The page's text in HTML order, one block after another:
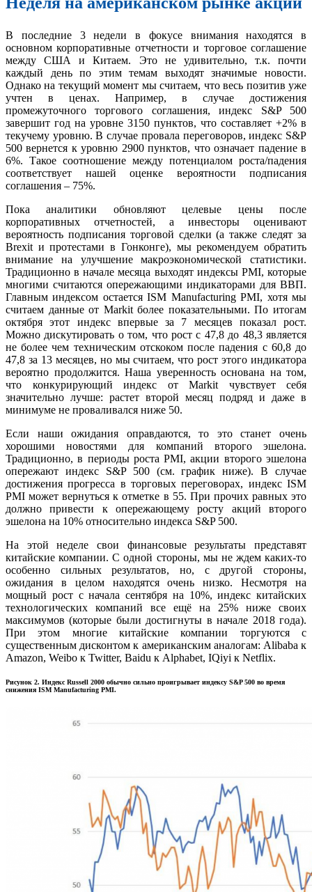
В последние 3 недели в фокусе внимания находятся в
основном корпоративные отчетности и торговое соглашение
между США и Китаем. Это не удивительно, т.к. почти
каждый день по этим темам выходят значимые новости.
Однако на текущий момент мы считаем, что весь позитив уже
учтен в ценах. Например, в случае достижения
промежуточного торгового соглашения, индекс S&P 500
завершит год на уровне 3150 пунктов, что составляет +2% в
текучему уровню. В случае провала переговоров, индекс S&P
500 вернется к уровню 2900 пунктов, что означает падение в
6%. Такое соотношение между потенциалом роста/падения
соответствует нашей оценке вероятности подписания
соглашения – 75%.
Пока аналитики обновляют целевые цены после
корпоративных отчетностей, а инвесторы оценивают
вероятность подписания торговой сделки (а также следят за
Brexit и протестами в Гонконге), мы рекомендуем обратить
внимание на улучшение макроэкономической статистики.
Традиционно в начале месяца выходят индексы PMI, которые
многими считаются опережающими индикаторами для ВВП.
Главным индексом остается ISM Manufacturing PMI, хотя мы
считаем данные от Markit более показательными. По итогам
октября этот индекс впервые за 7 месяцев показал рост.
Можно дискутировать о том, что рост с 47,8 до 48,3 является
не более чем техническим отскоком после падения с 60,8 до
47,8 за 13 месяцев, но мы считаем, что рост этого индикатора
вероятно продолжится. Наша уверенность основана на том,
что конкурирующий индекс от Markit чувствует себя
значительно лучше: растет второй месяц подряд и даже в
минимуме не проваливался ниже 50.
Если наши ожидания оправдаются, то это станет очень
хорошими новостями для компаний второго эшелона.
Традиционно, в периоды роста PMI, акции второго эшелона
опережают индекс S&P 500 (см. график ниже). В случае
достижения прогресса в торговых переговорах, индекс ISM
PMI может вернуться к отметке в 55. При прочих равных это
должно привести к опережающему росту акций второго
эшелона на 10% относительно индекса S&P 500.
На этой неделе свои финансовые результаты представят
китайские компании. С одной стороны, мы не ждем каких-то
особенно сильных результатов, но, с другой стороны,
ожидания в целом находятся очень низко. Несмотря на
мощный рост с начала сентября на 10%, индекс китайских
технологических компаний все ещё на 25% ниже своих
максимумов (которые были достигнуты в начале 2018 года).
При этом многие китайские компании торгуются с
существенным дисконтом к американским аналогам: Alibaba к
Amazon, Weibo к Twitter, Baidu к Alphabet, IQiyi к Netflix.
Рисунок 2. Индекс Russell 2000 обычно сильно проигрывает индексу S&P 500 во время
снижения ISM Manufacturing PMI.